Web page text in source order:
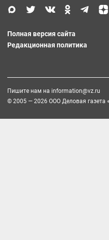
Полная версия сайта
Редакционная политика
Пишите нам на information@vz.ru
© 2005 — 2026 ООО Деловая газета